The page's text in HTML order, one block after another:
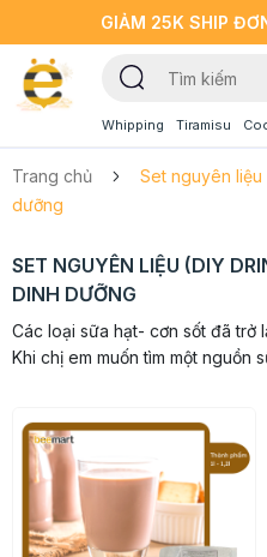
GIẢM 25K SHIP
Whipping Tiramisu
Trang chủ
Set nguyên liệu
dưỡng
SET NGUYÊN LIỆU (DIY
DINH DƯỠNG
Các loại sữa hạt- cơn sốt đã trở
Khi chị em muốn tìm một nguồn